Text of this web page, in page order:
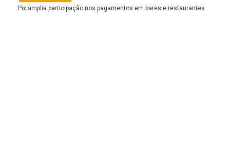
Pix amplia participação nos pagamentos em bares e restaurantes